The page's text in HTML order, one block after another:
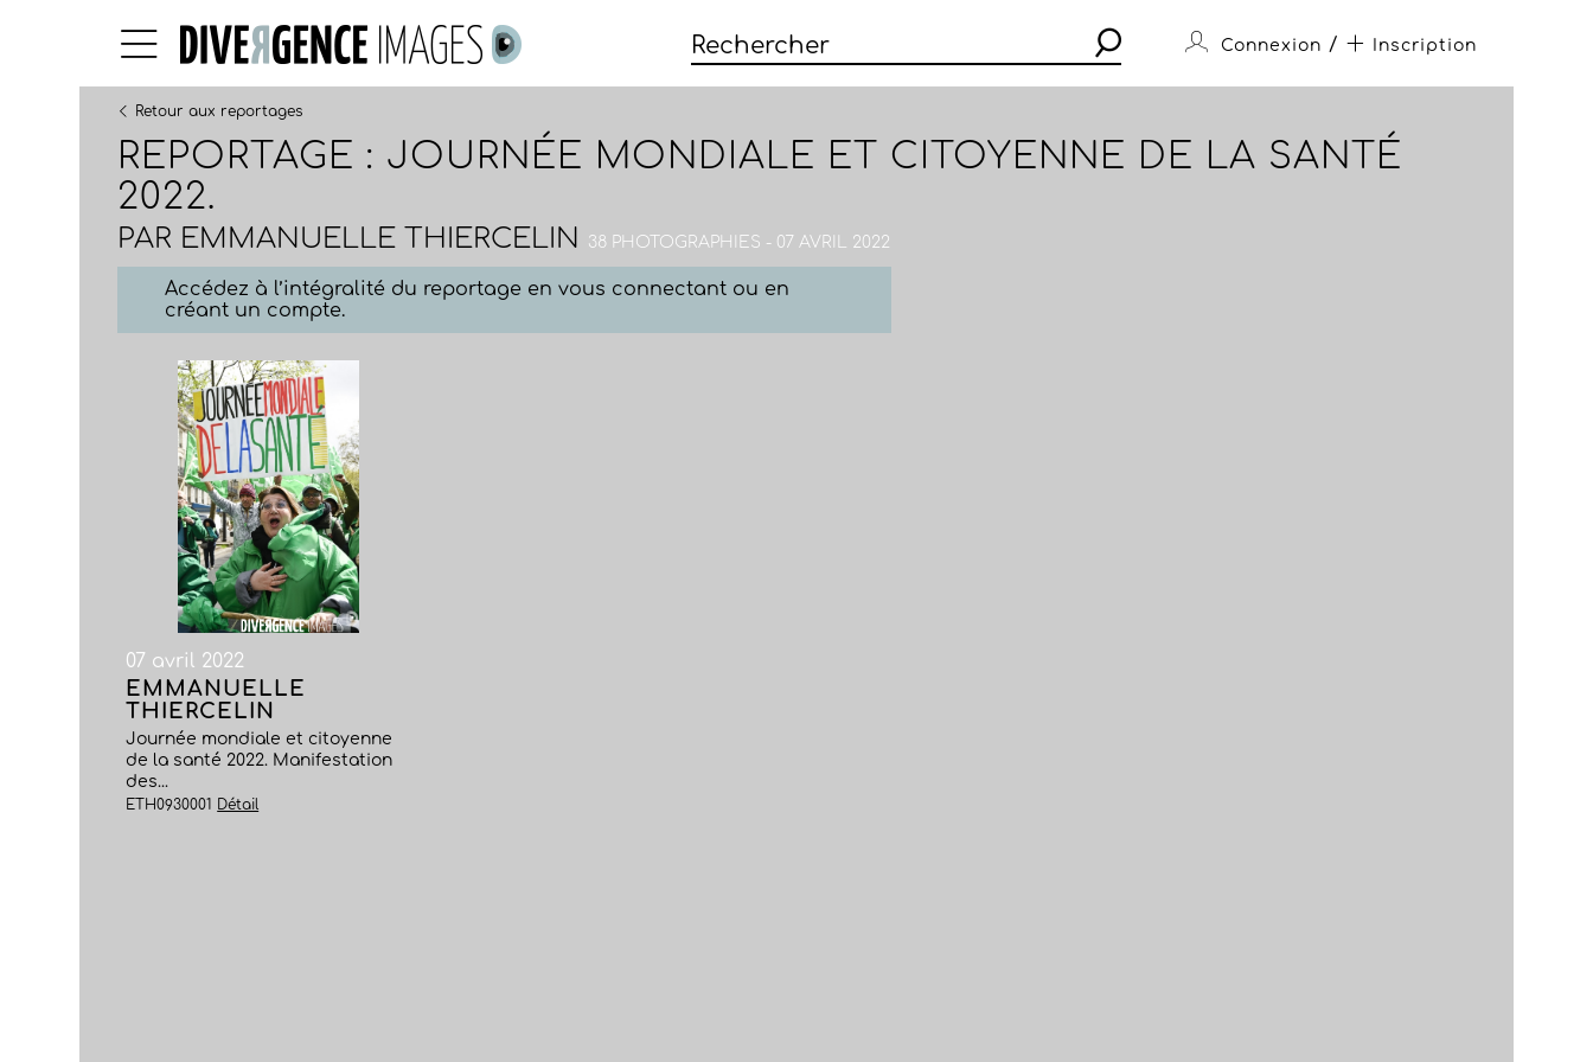
Connexion / Inscription
Retour aux reportages
REPORTAGE : JOURNÉE MONDIALE ET CITOYENNE DE LA SANTÉ
2022.
PAR EMMANUELLE THIERCELIN 38 PHOTOGRAPHIES - 07 AVRIL 2022
Accédez à l’intégralité du reportage en vous connectant ou en
créant un compte.
07 avril 2022
EMMANUELLE
THIERCELIN
Journée mondiale et citoyenne
de la santé 2022. Manifestation
des...
ETH0930001 Détail